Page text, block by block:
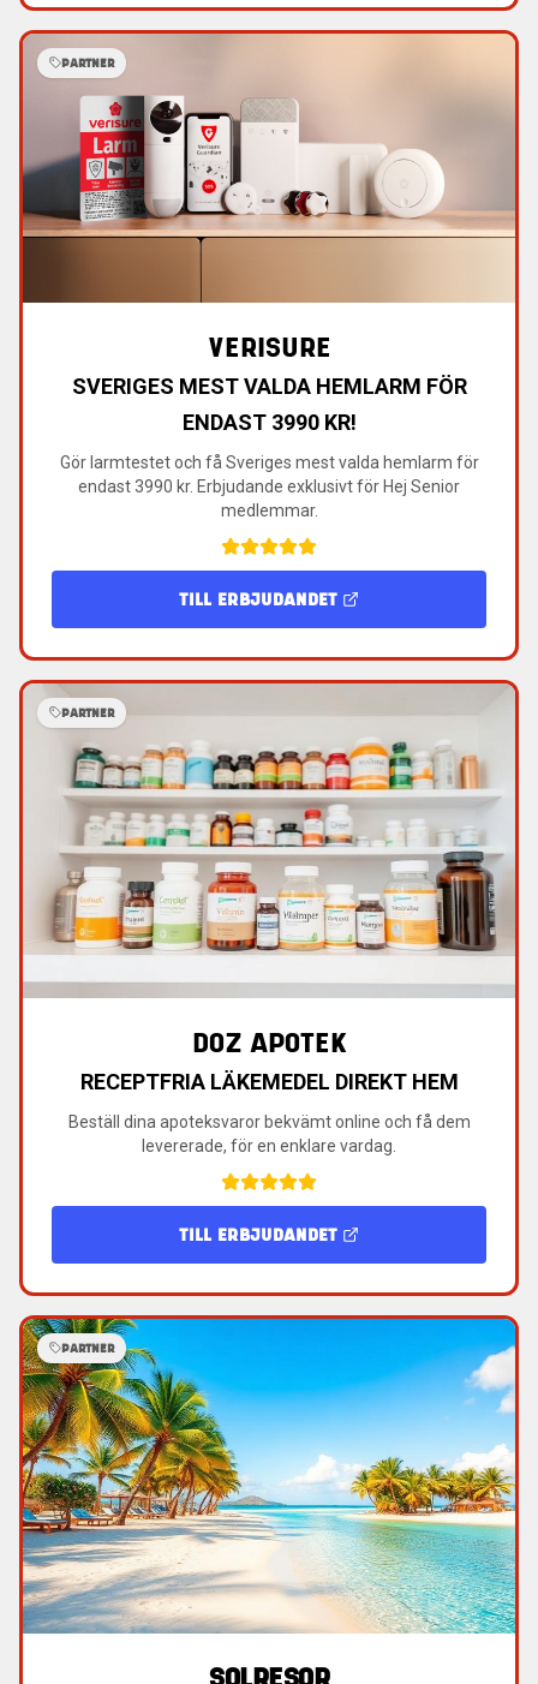
PARTNER
VERISURE
SVERIGES MEST VALDA HEMLARM FÖR
ENDAST 3990 KR!
Gör larmtestet och få Sveriges mest valda hemlarm för
endast 3990 kr. Erbjudande exklusivt för Hej Senior
medlemmar.
TILL ERBJUDANDET
PARTNER
DOZ APOTEK
RECEPTFRIA LÄKEMEDEL DIREKT HEM
Beställ dina apoteksvaror bekvämt online och få dem
levererade, för en enklare vardag.
TILL ERBJUDANDET
PARTNER